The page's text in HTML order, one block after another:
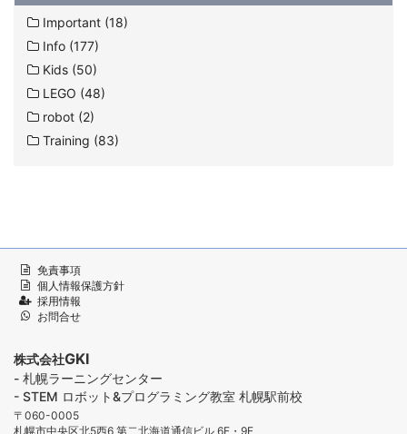
Important (18)
Info (177)
Kids (50)
LEGO (48)
robot (2)
Training (83)
免責事項
個人情報保護方針
採用情報
お問合せ
株式会社GKI
- 札幌ラーニングセンター
- STEM ロボット&プログラミング教室 札幌駅前校
〒060-0005
札幌市中央区北5西6 第二北海道通信ビル 6F・9F